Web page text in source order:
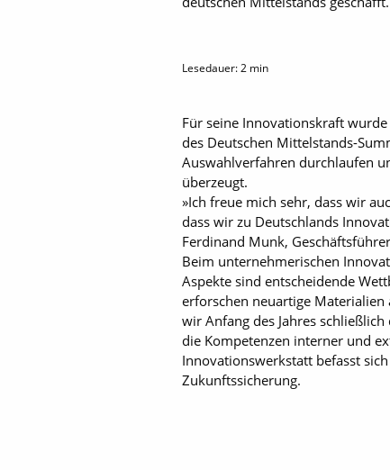
Lesedauer:2 min
Für seine Innovationskraft
des Deutschen Mittelstands-
Auswahlverfahren durchlaufen
überzeugt.
»Ich freue mich sehr, dass wir
dass wir zu Deutschlands
Ferdinand Munk,
Beim unternehmerischen
Aspekte sind entscheidende
erforschen ­neuartige
wir Anfang des Jahres
die Kompetenzen interner und
Innovationswerkstatt befasst
Zukunftssicherung.